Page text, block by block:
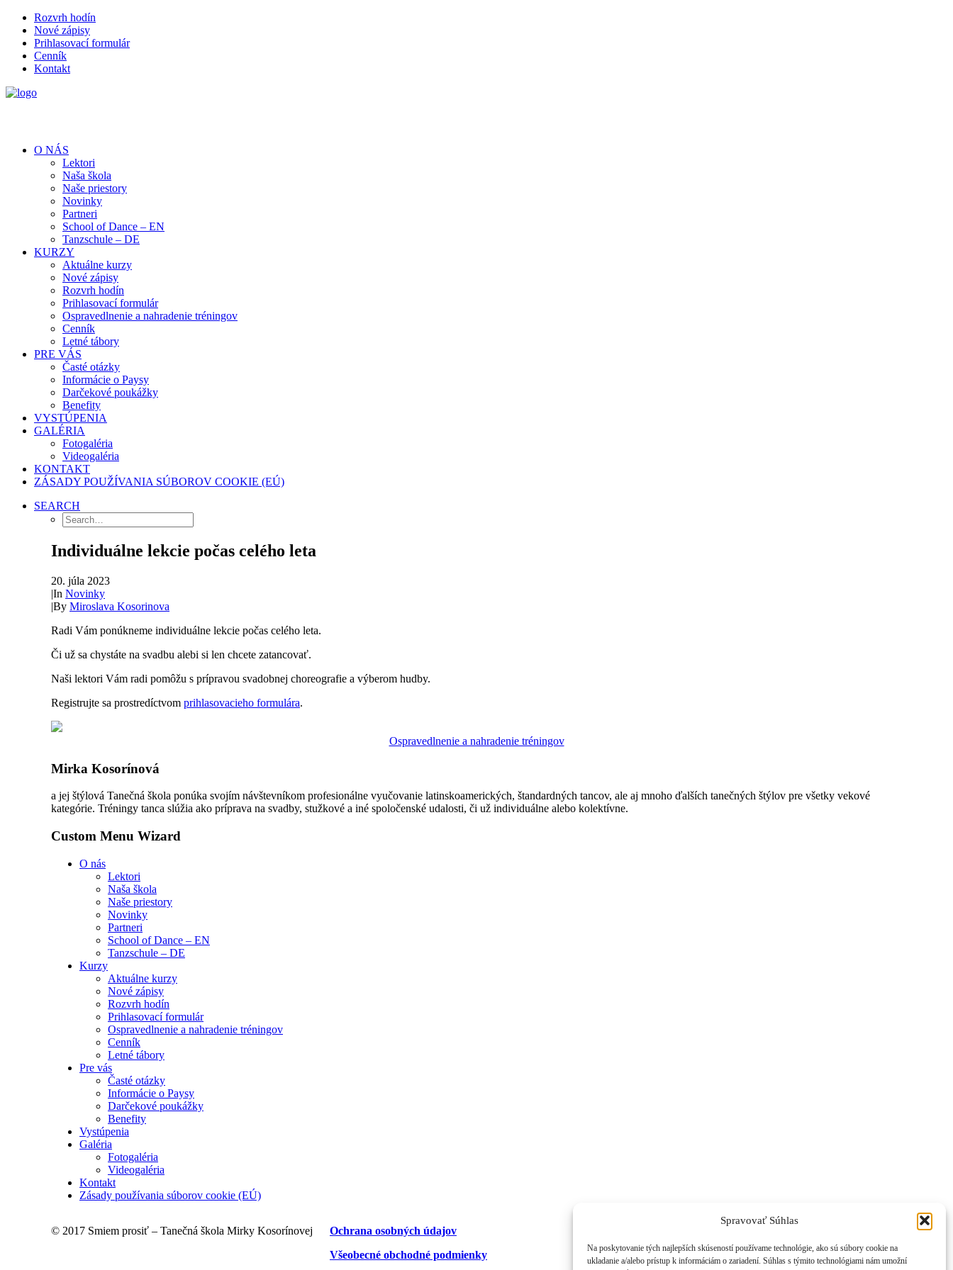
Spravovať Súhlas
Na poskytovanie tých najlepších skúseností používame technológie, ako sú súbory cookie na
ukladanie a/alebo prístup k informáciám o zariadení. Súhlas s týmito technológiami nám umožní
Rozvrh hodín
Nové zápisy
Prihlasovací formulár
Cenník
Kontakt
O NÁS
Lektori
Naša škola
Naše priestory
Novinky
Partneri
School of Dance – EN
Tanzschule – DE
KURZY
Aktuálne kurzy
Nové zápisy
Rozvrh hodín
Prihlasovací formulár
Ospravedlnenie a nahradenie tréningov
Cenník
Letné tábory
PRE VÁS
Časté otázky
Informácie o Paysy
Darčekové poukážky
Benefity
VYSTÚPENIA
GALÉRIA
Fotogaléria
Videogaléria
KONTAKT
ZÁSADY POUŽÍVANIA SÚBOROV COOKIE (EÚ)
SEARCH
Individuálne lekcie počas celého leta
20. júla 2023
|In Novinky
|By Miroslava Kosorinova
Radi Vám ponúkneme individuálne lekcie počas celého leta.
Či už sa chystáte na svadbu alebi si len chcete zatancovať.
Naši lektori Vám radi pomôžu s prípravou svadobnej choreografie a výberom hudby.
Registrujte sa prostredíctvom prihlasovacieho formulára.
Ospravedlnenie a nahradenie tréningov
Mirka Kosorínová
a jej štýlová Tanečná škola ponúka svojím návštevníkom profesionálne vyučovanie latinskoamerických, štandardných tancov, ale aj mnoho ďalších tanečných štýlov pre všetky vekové
kategórie. Tréningy tanca slúžia ako príprava na svadby, stužkové a iné spoločenské udalosti, či už individuálne alebo kolektívne.
Custom Menu Wizard
O nás
Lektori
Naša škola
Naše priestory
Novinky
Partneri
School of Dance – EN
Tanzschule – DE
Kurzy
Aktuálne kurzy
Nové zápisy
Rozvrh hodín
Prihlasovací formulár
Ospravedlnenie a nahradenie tréningov
Cenník
Letné tábory
Pre vás
Časté otázky
Informácie o Paysy
Darčekové poukážky
Benefity
Vystúpenia
Galéria
Fotogaléria
Videogaléria
Kontakt
Zásady používania súborov cookie (EÚ)
© 2017 Smiem prosiť – Tanečná škola Mirky Kosorínovej
Ochrana osobných údajov
Všeobecné obchodné podmienky